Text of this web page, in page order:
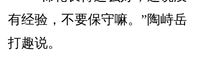
有经验，不要保守嘛。”陶峙岳
打趣说。